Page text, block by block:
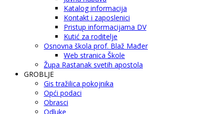
Katalog informacija
Kontakt i zaposlenici
Pristup informacijama DV
Kutić za roditelje
Osnovna škola prof. Blaž Mađer
Web stranica Škole
Župa Rastanak svetih apostola
GROBLJE
Gis tražilica pokojnika
Opći podaci
Obrasci
Odluke